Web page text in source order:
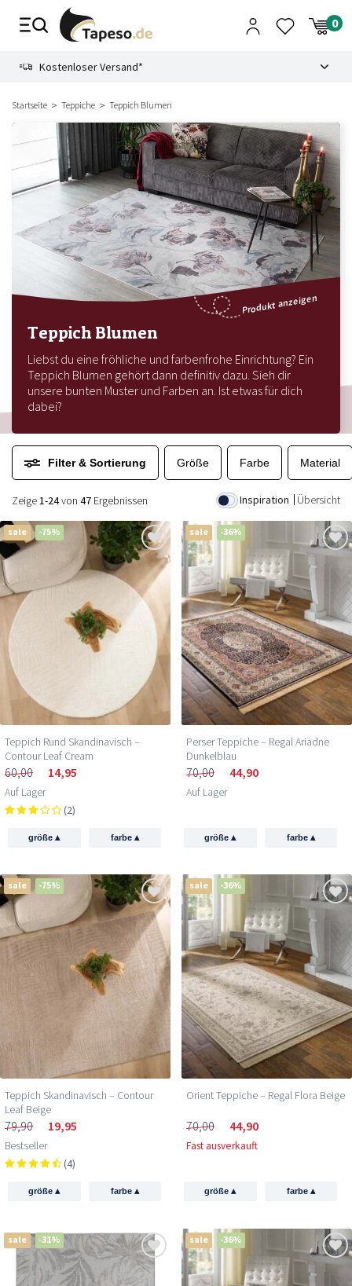
Zusammenbruch
Kostenloser Versand*
Startseite Teppiche Teppich Blumen
Teppich Blumen
Liebst du eine fröhliche und farbenfrohe Einrichtung? Ein
Teppich Blumen gehört dann definitiv dazu. Sieh dir
unsere bunten Muster und Farben an. Ist etwas für dich
dabei?
Produkt anzeigen
Filter & Sortierung Größe Farbe Material
Inspiration Übersicht
Zeige1-24von 47 Ergebnissen
sale -75%
Teppich Rund Skandinavisch –
Contour Leaf Cream
60,00 14,95
Auf Lager
(2)
größe▴ farbe ▴
sale -36%
Perser Teppiche – Regal Ariadne
Dunkelblau
70,00 44,90
Auf Lager
größe▴ farbe ▴
sale -75%
Teppich Skandinavisch – Contour
Leaf Beige
79,90 19,95
Bestseller
(4)
größe▴ farbe ▴
sale -36%
Orient Teppiche – Regal Flora Beige
70,00 44,90
Fast ausverkauft
größe▴ farbe ▴
sale -31% sale -36%